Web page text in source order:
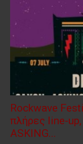
Rockwave
πλήρες line-
ASKING...